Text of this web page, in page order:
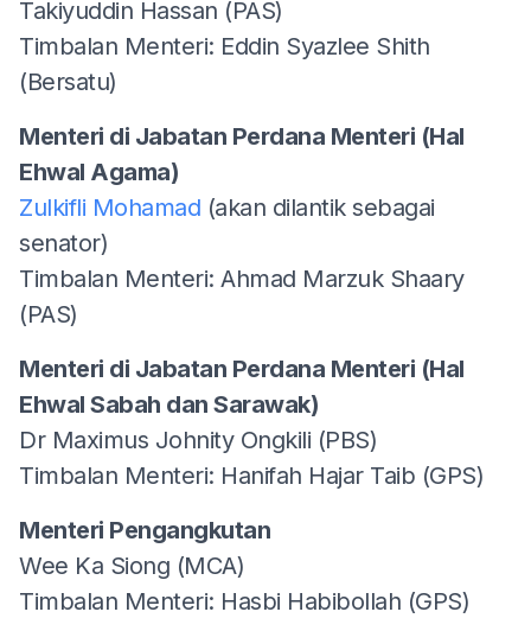
Takiyuddin Hassan (PAS)
Timbalan Menteri: Eddin Syazlee Shith
(Bersatu)
Menteri di Jabatan Perdana Menteri (Hal
Ehwal Agama)
Zulkifli Mohamad (akan dilantik sebagai
senator)
Timbalan Menteri: Ahmad Marzuk Shaary
(PAS)
Menteri di Jabatan Perdana Menteri (Hal
Ehwal Sabah dan Sarawak)
Dr Maximus Johnity Ongkili (PBS)
Timbalan Menteri: Hanifah Hajar Taib (GPS)
Menteri Pengangkutan
Wee Ka Siong (MCA)
Timbalan Menteri: Hasbi Habibollah (GPS)